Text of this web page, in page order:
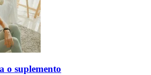
o suplemento